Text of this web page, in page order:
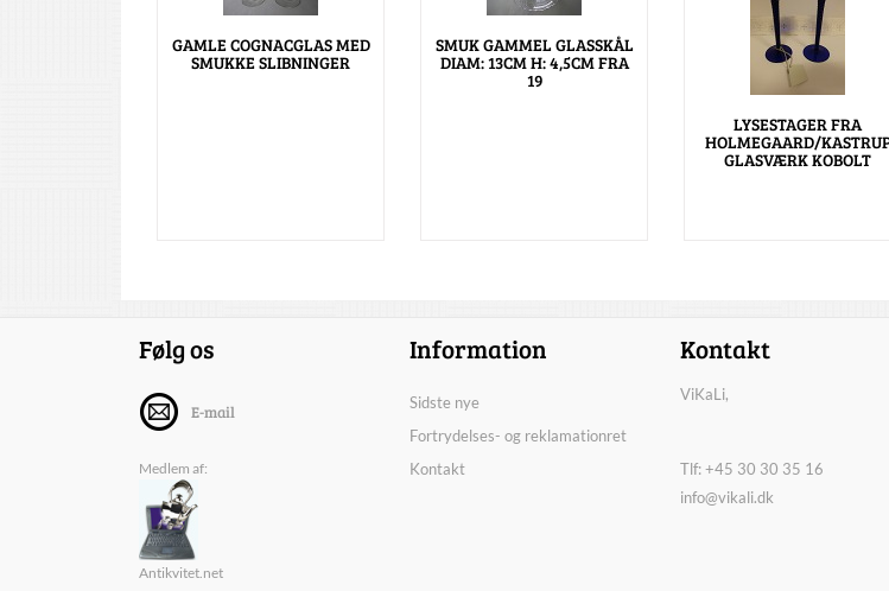
GAMLE COGNACGLAS MED
SMUKKE SLIBNINGER
SMUK GAMMEL GLASSKÅL
DIAM: 13CM H: 4,5CM FRA
19
LYSESTAGER FRA
HOLMEGAARD/
GLASVÆRK KOBOLT
Følg os
E-mail
Medlem af:
Antikvitet.net
Information
Sidste nye
Fortrydelses- og reklamationret
Kontakt
Kontakt
ViKaLi,
Tlf: +45 30 30 35 16
info@vikali.dk